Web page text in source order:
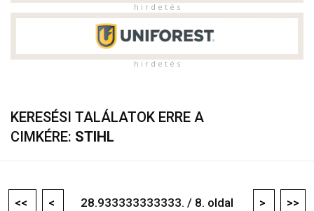
h i r d e t é s
h i r d e t é s
KERESÉSI TALÁLATOK ERRE A
CIMKÉRE: STIHL
<< < 28.933333333333. / 8. oldal > >>